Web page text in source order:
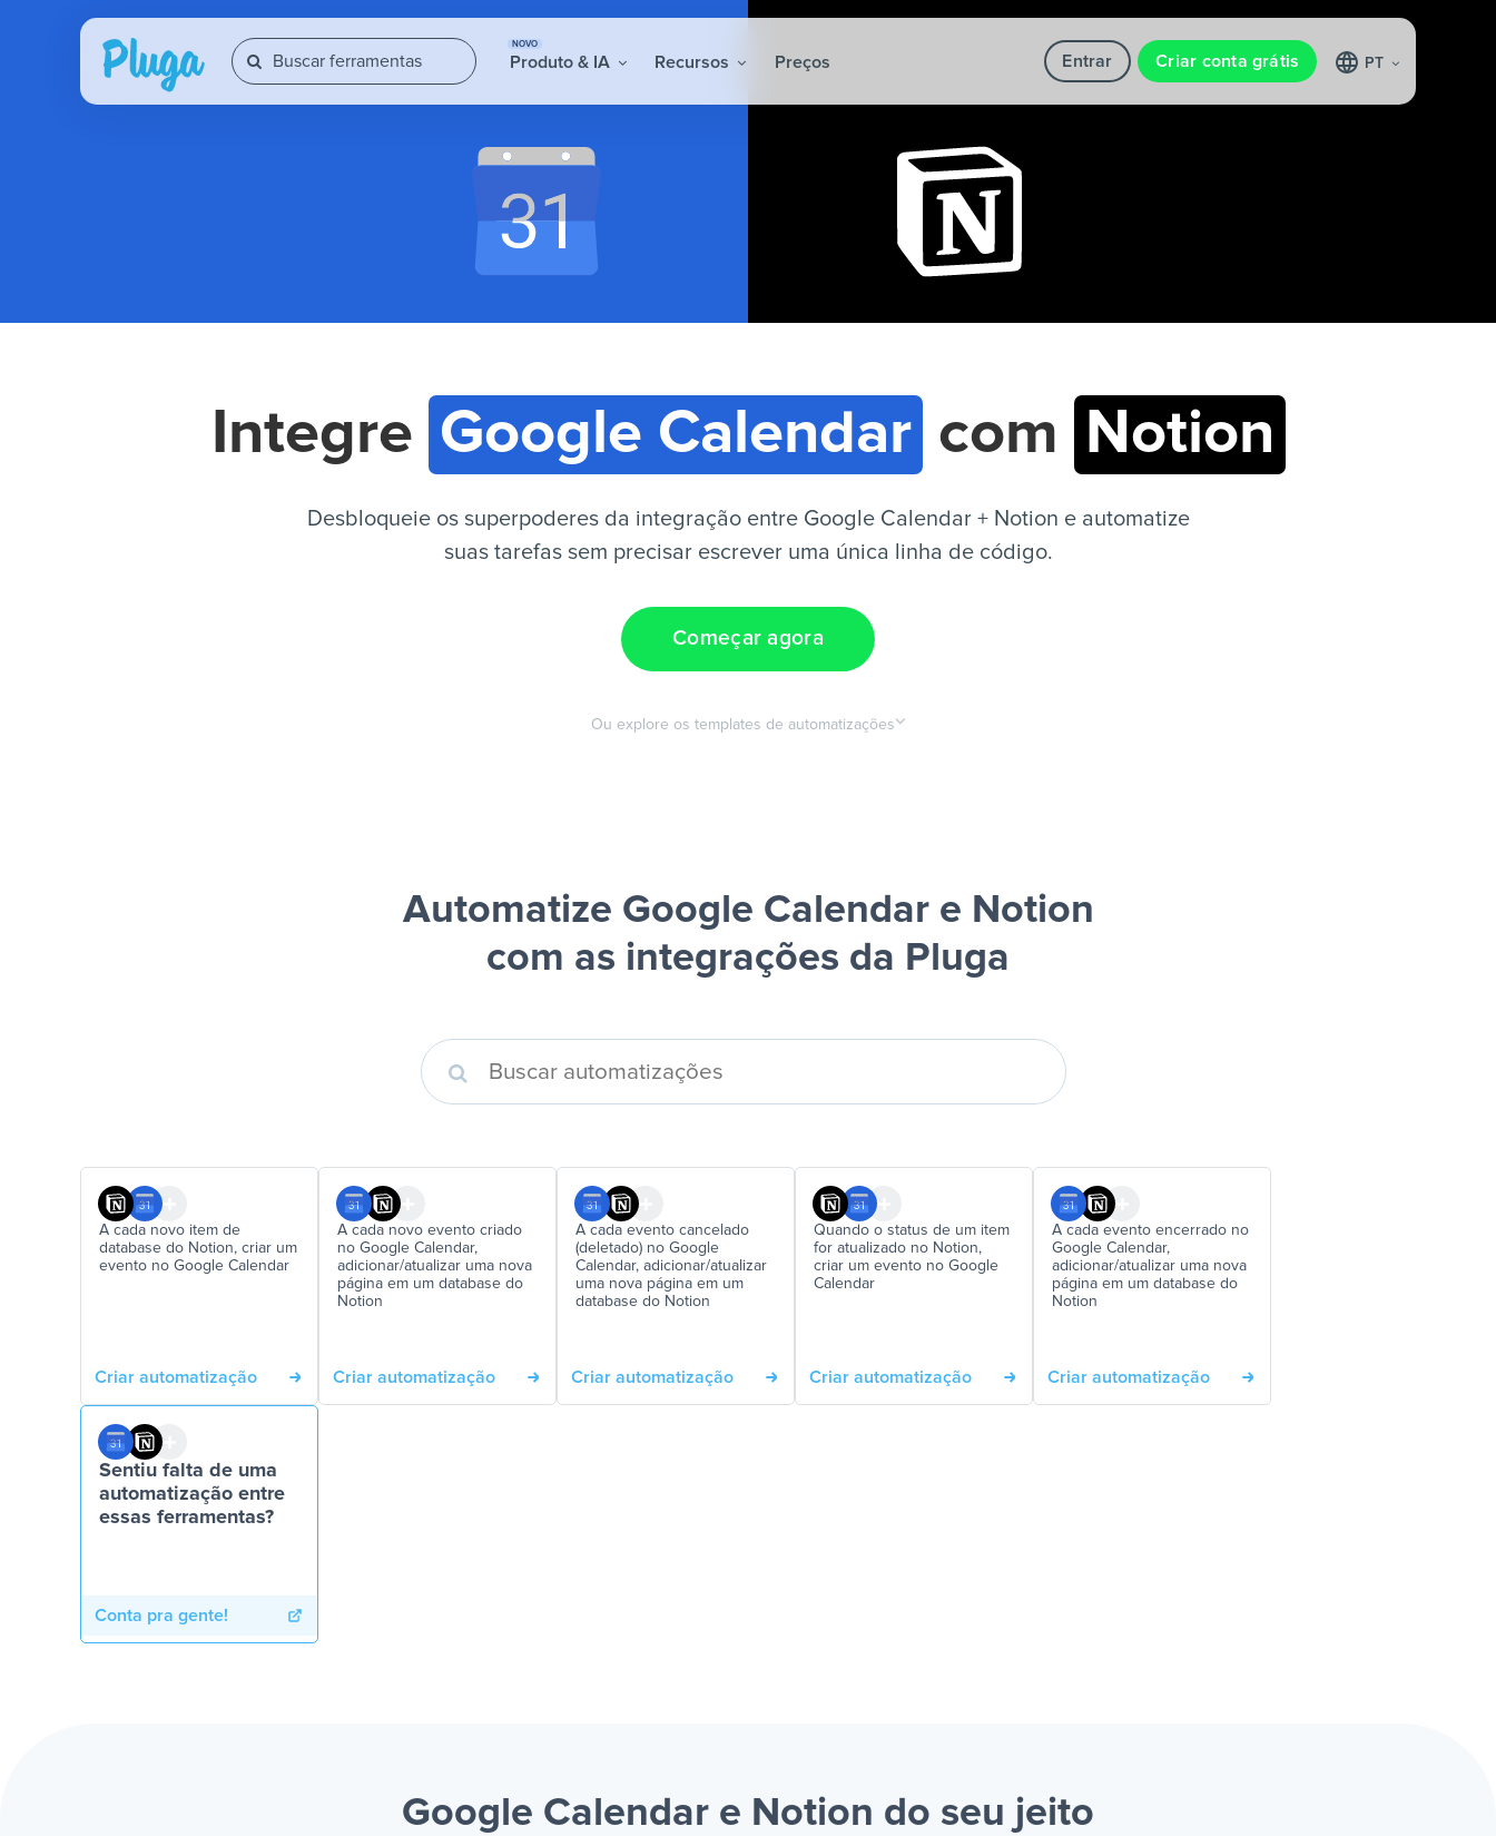
NOVO
Produto & IA Recursos Preços Entrar Criar conta grátis PT
Integre Google Calendar com Notion
Desbloqueie os superpoderes da integração entre Google Calendar + Notion e automatize
suas tarefas sem precisar escrever uma única linha de código.
Começar agora
Ou explore os templates de automatizações
Automatize Google Calendar e Notion
com as integrações da Pluga
A cada novo item de
database do Notion, criar um
evento no Google Calendar
Criar automatização
A cada novo evento criado
no Google Calendar,
adicionar/atualizar uma nova
página em um database do
Notion
Criar automatização
A cada evento cancelado
(deletado) no Google
Calendar, adicionar/atualizar
uma nova página em um
database do Notion
Criar automatização
Quando o status de um item
for atualizado no Notion,
criar um evento no Google
Calendar
Criar automatização
A cada evento encerrado no
Google Calendar,
adicionar/atualizar uma nova
página em um database do
Notion
Criar automatização
Sentiu falta de uma
automatização entre
essas ferramentas?
Conta pra gente!
Google Calendar e Notion do seu jeito